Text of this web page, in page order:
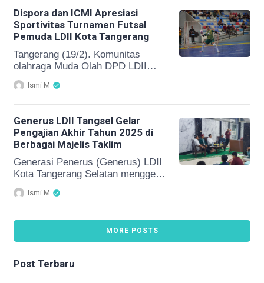
Aksi berbagi ini dilakukan di Jalan
Kemiri Cirendeu, Pondok Cabe
Kota Tangerang Selatan sebagai
bentuk kepedulian dan
kebersamaan di bulan Ramadan.
menjelang waktu berbuka puasa.
Dispora dan ICMI Apresiasi
Sportivitas Turnamen Futsal
Pemuda LDII Kota Tangerang
Tangerang (19/2). Komunitas
olahraga Muda Olah DPD LDII
Kota Tangerang bekerja sama
dengan BMT Rukun Abadi
menggelar Rukun Abadi Futsal
tersebut diikuti 10 tim pemuda LDII
se-Kota Tangerang dan
berlangsung sejak Selasa (10/2),
dengan pertandingan final
dilaksanakan pada Selasa (17/2)
Tangerang. “Kami mengapresiasi
Ismi M
Generus LDII Tangsel Gelar
Pengajian Akhir Tahun 2025 di
Berbagai Majelis Taklim
Generasi Penerus (Generus) LDII
Kota Tangerang Selatan menggelar
kegiatan pengajian akhir tahun
2025 yang berlangsung serentak di
ini diikuti oleh generus mulai dari
usia SMP hingga usia mandiri atau
pra nikah, sebagai upaya
karakter generasi muda di tengah
Ismi M
MORE POSTS
Post Terbaru